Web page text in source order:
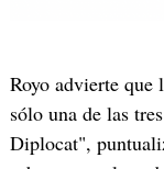
Royo advierte que
sólo una de las
Diplocat",